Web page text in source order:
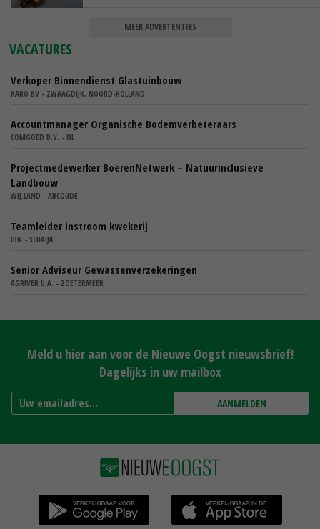
MEER ADVERTENTIES
VACATURES
Verkoper Binnendienst Glastuinbouw
KARO BV - ZWAAGDIJK, NOORD-HOLLAND,
Accountmanager Organische Bodemverbeteraars
COMGOED B.V. - NL
Projectmedewerker BoerenNetwerk – Natuurinclusieve
Landbouw
WIJ.LAND - ABCOUDE
Teamleider instroom kwekerij
IBN - SCHAIJK
Senior Adviseur Gewassenverzekeringen
AGRIVER U.A. - ZOETERMEER
Meld u hier aan voor de Nieuwe Oogst nieuwsbrief!
Dagelijks in uw mailbox
AANMELDEN